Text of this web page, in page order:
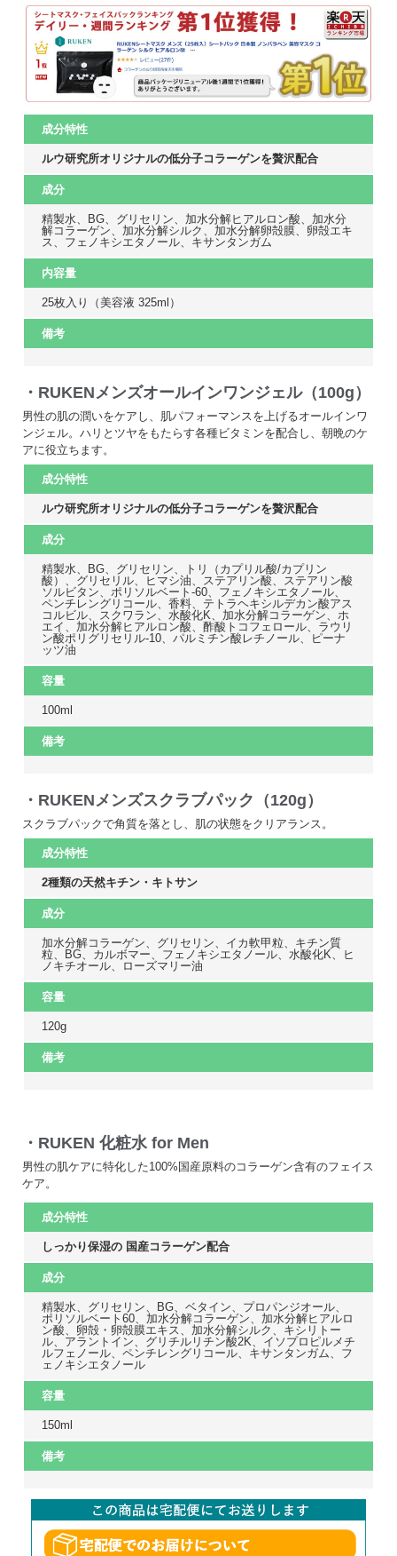
成分特性
ルウ研究所オリジナルの低分子コラーゲンを贅沢配合
成分
精製水、BG、グリセリン、加水分解ヒアルロン酸、加水分
解コラーゲン、加水分解シルク、加水分解卵殻膜、卵殻エキ
ス、フェノキシエタノール、キサンタンガム
内容量
25枚入り（美容液 325ml）
備考
・RUKENメンズオールインワンジェル（100g）
男性の肌の潤いをケアし、肌パフォーマンスを上げるオールインワ
ンジェル。ハリとツヤをもたらす各種ビタミンを配合し、朝晩のケ
アに役立ちます。
成分特性
ルウ研究所オリジナルの低分子コラーゲンを贅沢配合
成分
精製水、BG、グリセリン、トリ（カプリル酸/カプリン
酸）、グリセリル、ヒマシ油、ステアリン酸、ステアリン酸
ソルビタン、ポリソルベート-60、フェノキシエタノール、
ペンチレングリコール、香料、テトラヘキシルデカン酸アス
コルビル、スクワラン、水酸化K、加水分解コラーゲン、ホ
エイ、加水分解ヒアルロン酸、酢酸トコフェロール、ラウリ
ン酸ポリグリセリル-10、パルミチン酸レチノール、ピーナ
ッツ油
容量
100ml
備考
・RUKENメンズスクラブパック（120g）
スクラブパックで角質を落とし、肌の状態をクリアランス。
成分特性
2種類の天然キチン・キトサン
成分
加水分解コラーゲン、グリセリン、イカ軟甲粒、キチン質
粒、BG、カルボマー、フェノキシエタノール、水酸化K、ヒ
ノキチオール、ローズマリー油
容量
120g
備考
・RUKEN 化粧水 for Men
男性の肌ケアに特化した100%国産原料のコラーゲン含有のフェイス
ケア。
成分特性
しっかり保湿の 国産コラーゲン配合
成分
精製水、グリセリン、BG、ベタイン、プロパンジオール、
ポリソルベート60、加水分解コラーゲン、加水分解ヒアルロ
ン酸、卵殻・卵殻膜エキス、加水分解シルク、キシリトー
ル、アラントイン、グリチルリチン酸2K、イソプロピルメチ
ルフェノール、ペンチレングリコール、キサンタンガム、フ
ェノキシエタノール
容量
150ml
備考